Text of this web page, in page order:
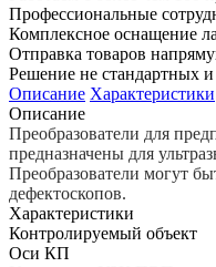
Профессиональные
Комплексное оснащение
Отправка товаров
Решение не стандартных
Описание Характеристики
Описание
Преобразователи для
предназначены для
Преобразователи могут
дефектоскопов.
Характеристики
Контролируемый объект
Оси КП